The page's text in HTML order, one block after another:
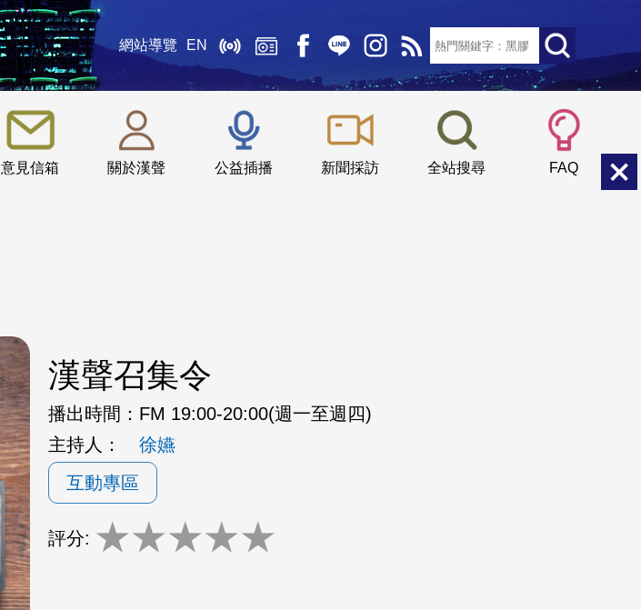
網站導覽 EN
意見信箱 關於漢聲 公益插播 新聞採訪 全站搜尋 FAQ
::: 小 中
漢聲召集令
播出時間： FM 19:00-20:00(週一至週四)
主持人：
徐嬿
互動專區
評分: ★★★★★